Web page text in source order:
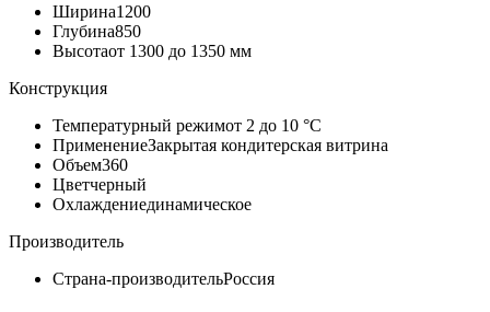
Ширина1200
Глубина850
Высотаот 1300 до 1350 мм
Конструкция
Температурный режимот 2 до 10 °С
ПрименениеЗакрытая кондитерская витрина
Объем360
Цветчерный
Охлаждениединамическое
Производитель
Страна-производительРоссия